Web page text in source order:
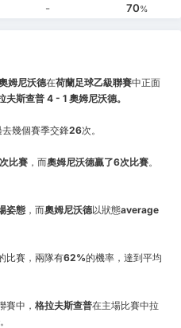
- 70%
姆尼沃德在荷蘭足球乙級聯賽中正面
夫斯查普 4 - 1 奧姆尼沃德。
幾個賽季交鋒26次。
比賽 ，而奧姆尼沃德贏了6次比賽。
姿態 ，而奧姆尼沃德以狀態average
比賽，兩隊有62%的機率，達到平均
賽中， 格拉夫斯查普在主場比賽中拉
。